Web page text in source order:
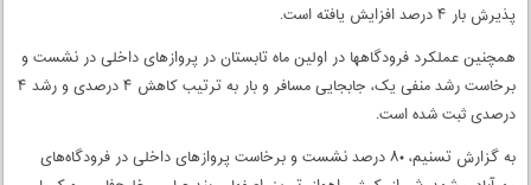
پذیرش بار ۴ درصد افزایش یافته است.
همچنین عملکرد فرودگاهها در اولین ماه تابستان در پروازهای داخلی در نشست و
برخاست رشد منفی یک، جابجایی مسافر و بار به ترتیب کاهش ۴ درصدی و رشد ۴
درصدی ثبت شده است.
به گزارش تسنیم، ۸۰ درصد نشست و برخاست پروازهای داخلی در فرودگاه‌های